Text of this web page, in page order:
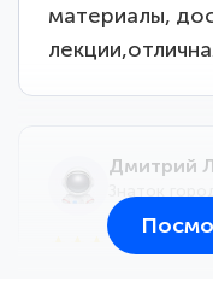
материалы,
Дмитрий